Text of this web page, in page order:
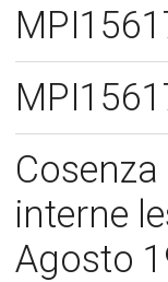
interne
Agosto